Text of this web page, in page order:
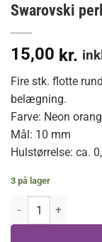
Swarovski
15,00 kr.
Fire stk. flotte
belægning.
Farve: Neon
Mål: 10 mm
Hulstørrelse: ca.
3 på lager
Swarovski perler,